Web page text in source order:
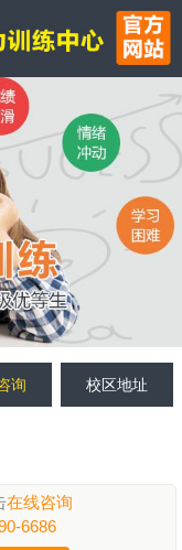
询 校区地址
在线咨询
6686